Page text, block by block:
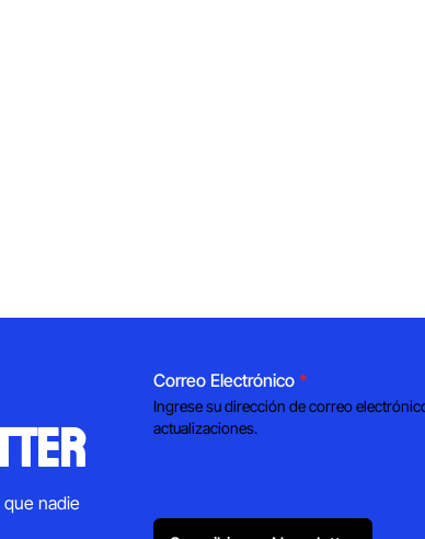
nadie
Correo Electrónico *
Ingrese su dirección de correo
actualizaciones.